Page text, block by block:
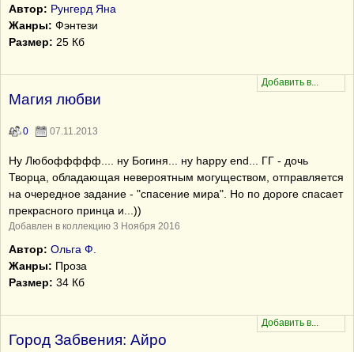
Автор: Рунгерд Яна
Жанры: Фэнтези
Размер: 25 Кб
Магия любви
0 07.11.2013
Ну Любоффффф.... ну Богиня... ну happy end... ГГ - дочь
Творца, обладающая невероятным могуществом, отправляется
на очередное задание - "спасение мира". Но по дороге спасает
прекрасного принца и...))
Добавлен в коллекцию 3 Ноября 2016
Автор: Ольга Ф.
Жанры: Проза
Размер: 34 Кб
Город Забвения: Айро